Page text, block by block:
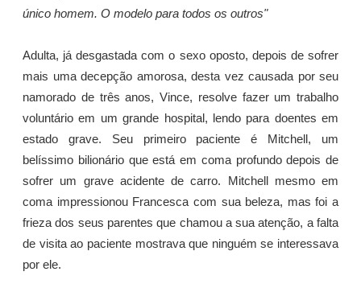
único homem. O modelo para todos os outros"
Adulta, já desgastada com o sexo oposto, depois de sofrer
mais uma decepção amorosa, desta vez causada por seu
namorado de três anos, Vince, resolve fazer um trabalho
voluntário em um grande hospital, lendo para doentes em
estado grave. Seu primeiro paciente é Mitchell, um
belíssimo bilionário que está em coma profundo depois de
sofrer um grave acidente de carro. Mitchell mesmo em
coma impressionou Francesca com sua beleza, mas foi a
frieza dos seus parentes que chamou a sua atenção, a falta
de visita ao paciente mostrava que ninguém se interessava
por ele.